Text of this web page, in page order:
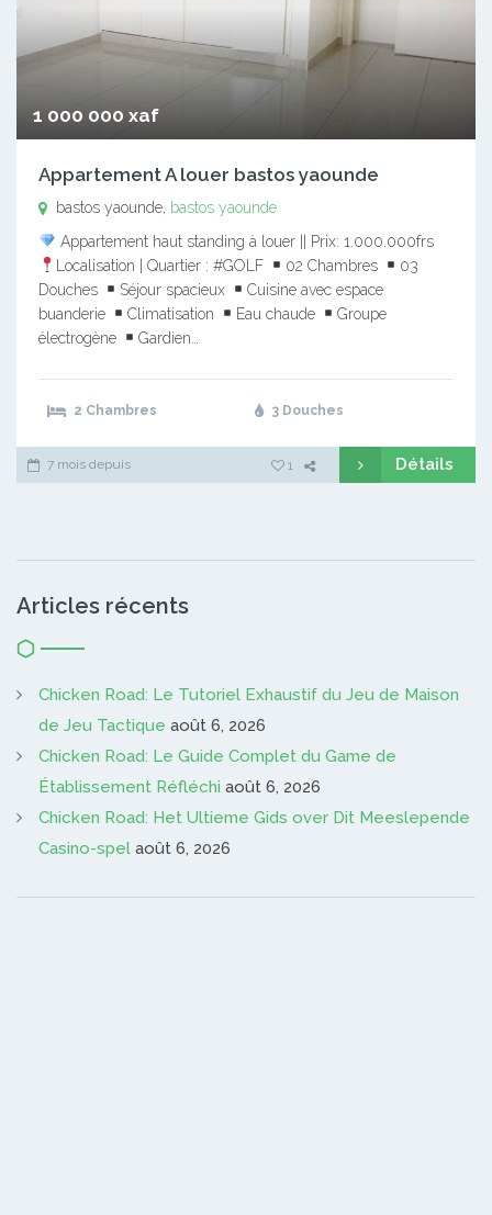
1 000 000 xaf
Appartement A louer bastos yaounde
bastos yaounde, bastos yaounde
Appartement haut standing à louer || Prix: 1.000.000frs
Localisation | Quartier : #GOLF
02 Chambres
03
Douches
Séjour spacieux
Cuisine avec espace
buanderie
Climatisation Eau chaude
Groupe
électrogène
Gardien…
2 Chambres 3 Douches
7 mois depuis 1 Détails
Articles récents
Chicken Road: Le Tutoriel Exhaustif du Jeu de Maison
de Jeu Tactique août 6, 2026
Chicken Road: Le Guide Complet du Game de
Établissement Réfléchi août 6, 2026
Chicken Road: Het Ultieme Gids over Dit Meeslepende
Casino-spel août 6, 2026